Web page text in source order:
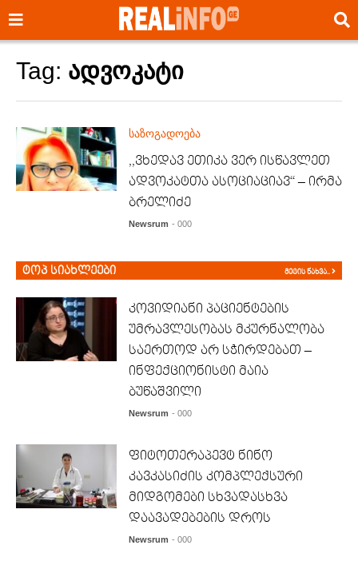
Tag: ადვოკატი
საზოგადოება
,,ვხედავ ეთიკა ვერ ისწავლეთ
ადვოკატთა ასოციაციავ“ – ირმა
ბრელიძე
Newsrum - 000
ტოპ სიახლეები მეტის ნახვა..
კოვიდიანი პაციენტების
უმრავლესობას მკურნალობა
საერთოდ არ სჭირდებათ –
ინფექციონისტი მაია
ბუწაშვილი
Newsrum - 000
ფიტოთერაპევტ ნინო
კავკასიძის კომპლექსური
მიდგომები სხვადასხვა
დაავადებების დროს
Newsrum - 000